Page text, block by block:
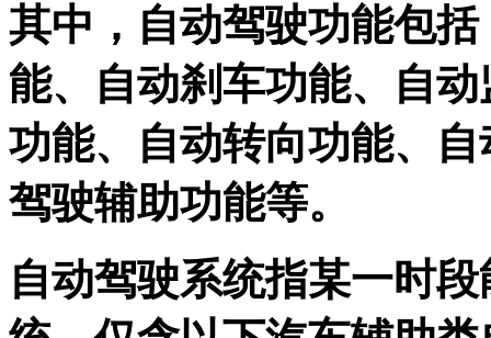
其中，自动驾驶功能包
能、自动刹车功能、自
功能、自动转向功能、
驾驶辅助功能等。
自动驾驶系统指某一时